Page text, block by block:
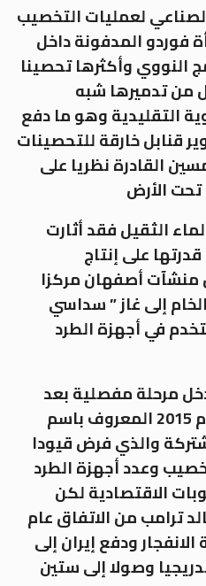
لعمليات التخصيب
فوردو المدفونة داخل
النووي وأكثرها تحصينا
تدميرها شبه
التقليدية وهو ما دفع
قنابل خارقة للتحصينات
القادرة نظريا على
الأرض
الثقيل فقد أثارت
على إنتاج
منشآت أصفهان مركزا
إلى غاز ” سداسي
في أجهزة الطرد
دخل مرحلة مفصلية بعد
توقيع الاتفاق النووي عام 2015 المعروف باسم
والذي فرض قيودا
وعدد أجهزة الطرد
الاقتصادية لكن
ترامب من الاتفاق عام
الانفجار ودفع إيران إلى
وصولا إلى ستين